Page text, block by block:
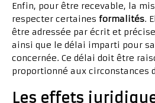
Enfin, pour être recevable, la
respecter certaines formalités.
être adressée par écrit et
ainsi que le délai imparti pour
concernée. Ce délai doit être
proportionné aux circonstances
Les effets